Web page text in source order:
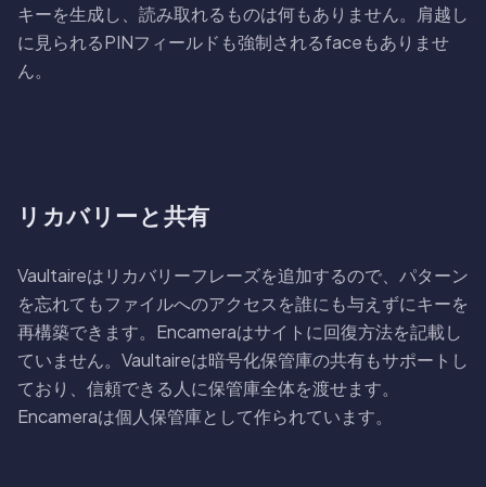
キーを生成し、読み取れるものは何もありません。肩越し
に見られるPINフィールドも強制されるfaceもありませ
ん。
リカバリーと共有
Vaultaireはリカバリーフレーズを追加するので、パターン
を忘れてもファイルへのアクセスを誰にも与えずにキーを
再構築できます。Encameraはサイトに回復方法を記載し
ていません。Vaultaireは暗号化保管庫の共有もサポートし
ており、信頼できる人に保管庫全体を渡せます。
Encameraは個人保管庫として作られています。